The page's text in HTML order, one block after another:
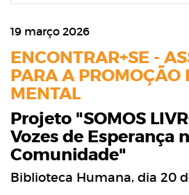
19 março 2026
ENCONTRAR+SE -
PARA A PROMOÇÃO
MENTAL
Projeto "SOMOS
Vozes de Esperança
Comunidade"
Biblioteca Humana, dia 20